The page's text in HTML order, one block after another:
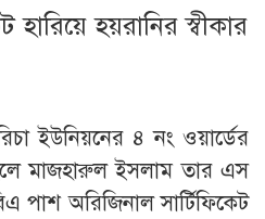
হয়রানির স্বীকার
ইউনিয়নের ৪ নং ওয়ার্ডের
মাজহারুল ইসলাম তার এস
অরিজিনাল সার্টিফিকেট